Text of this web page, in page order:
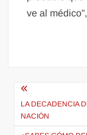
ve al
de
LA DECADENCIA
NACIÓN